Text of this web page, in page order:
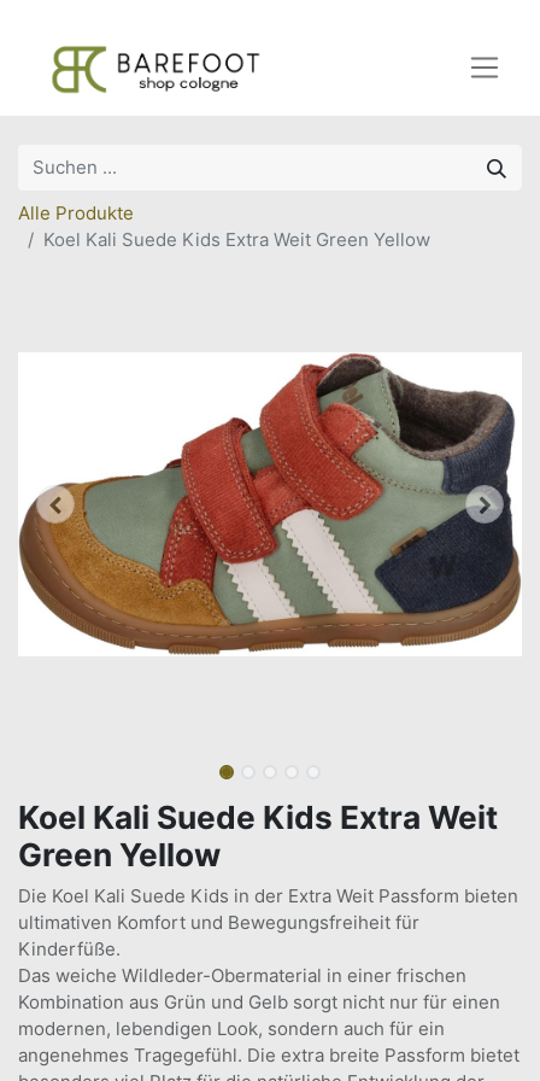
Alle Produkte
Koel Kali Suede Kids Extra Weit Green Yellow
Koel Kali Suede Kids Extra Weit
Green Yellow
Die Koel Kali Suede Kids in der Extra Weit Passform bieten
ultimativen Komfort und Bewegungsfreiheit für
Kinderfüße.
Das weiche Wildleder-Obermaterial in einer frischen
Kombination aus Grün und Gelb sorgt nicht nur für einen
modernen, lebendigen Look, sondern auch für ein
angenehmes Tragegefühl. Die extra breite Passform bietet